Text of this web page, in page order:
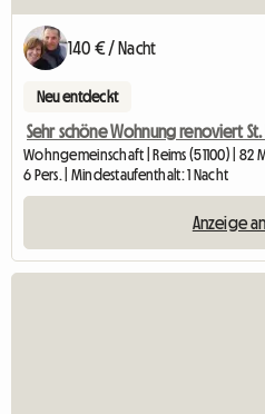
140 € / Nacht
Neu entdeckt
Sehr schöne Wohnung renoviert
Wohngemeinschaft | Reims (51100) | 82
6 Pers. | Mindestaufenthalt: 1 Nacht
Anzeige